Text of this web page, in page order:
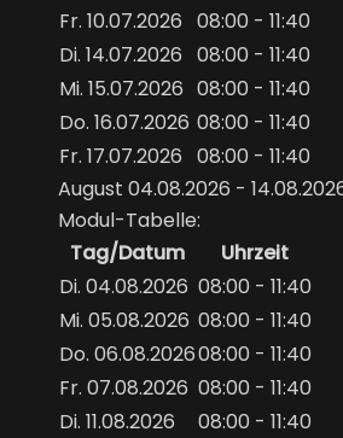
Fr. 10.07.2026 08:00 - 11:40
Di. 14.07.2026 08:00 - 11:40
Mi. 15.07.2026 08:00 - 11:40
Do. 16.07.2026 08:00 - 11:40
Fr. 17.07.2026 08:00 - 11:40
August 04.08.2026 -
Modul-Tabelle:
Tag/Datum
Uhrzeit
Di. 04.08.2026 08:00 - 11:40
Mi. 05.08.2026 08:00 - 11:40
Do. 06.08.202608:00 - 11:40
Fr. 07.08.2026 08:00 - 11:40
Di. 11.08.2026
08:00 - 11:40